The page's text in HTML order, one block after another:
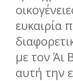
ευκαιρία
µε τον Άι
αυτή την